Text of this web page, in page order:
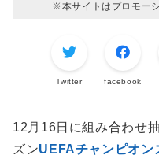
※本サイトはプロモー
Twitter facebook
12月16日に組み合わせ
ズンUEFAチャンピオン